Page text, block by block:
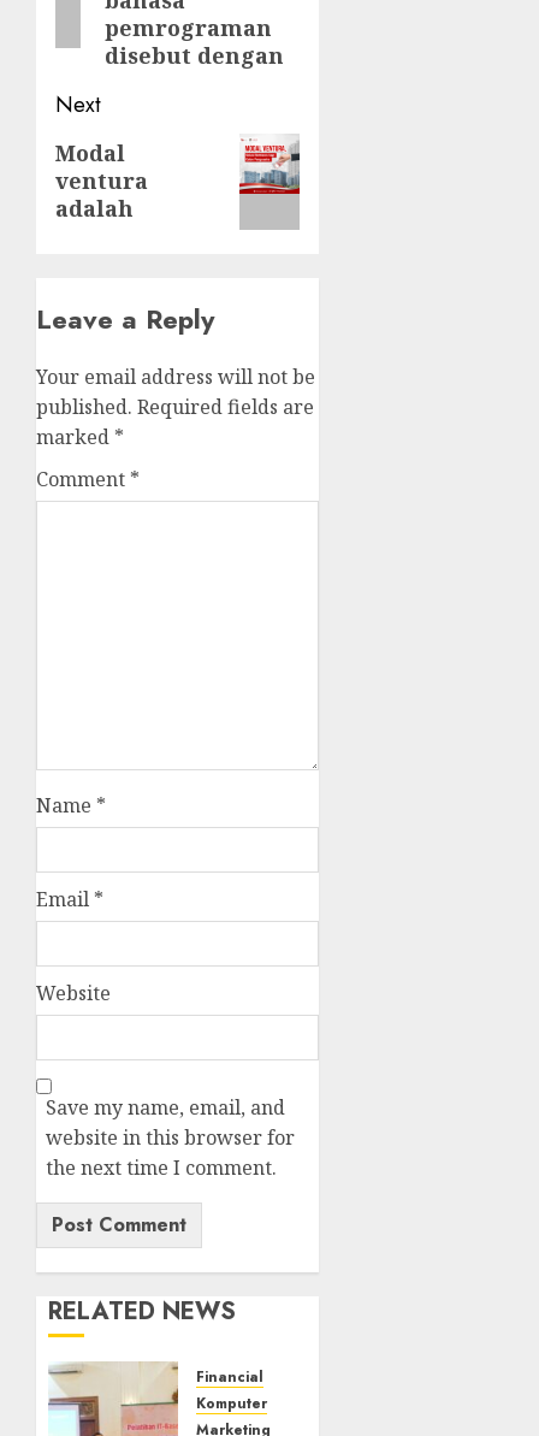
pemrograman
disebut dengan
Next
Next
post:
Modal
ventura
adalah
Leave a Reply
Your email address will not be
published. Required fields are
marked *
Comment *
Name *
Email *
Website
Save my name, email, and
website in this browser for
the next time I comment.
RELATED NEWS
Financial
Komputer
Marketing